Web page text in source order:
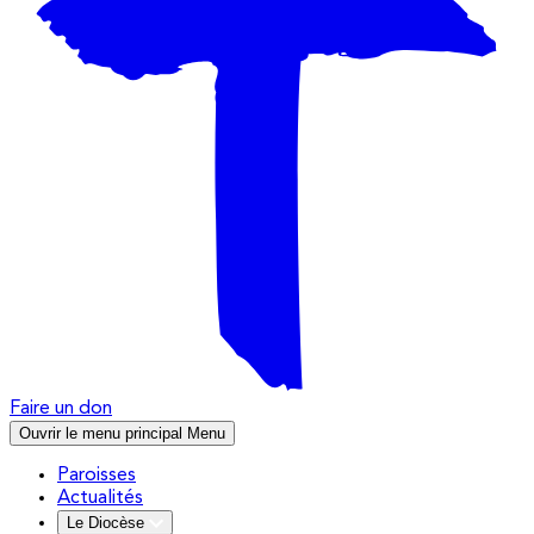
Faire un don
Ouvrir le menu principal Menu
Paroisses
Actualités
Le Diocèse